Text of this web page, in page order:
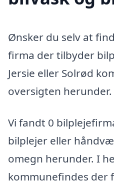
Ønsker du selv at
firma der tilbyder
Jersie eller Solrød
oversigten herunder.
Vi fandt 0
bilplejer eller
omegn herunder. I
kommunefindes der